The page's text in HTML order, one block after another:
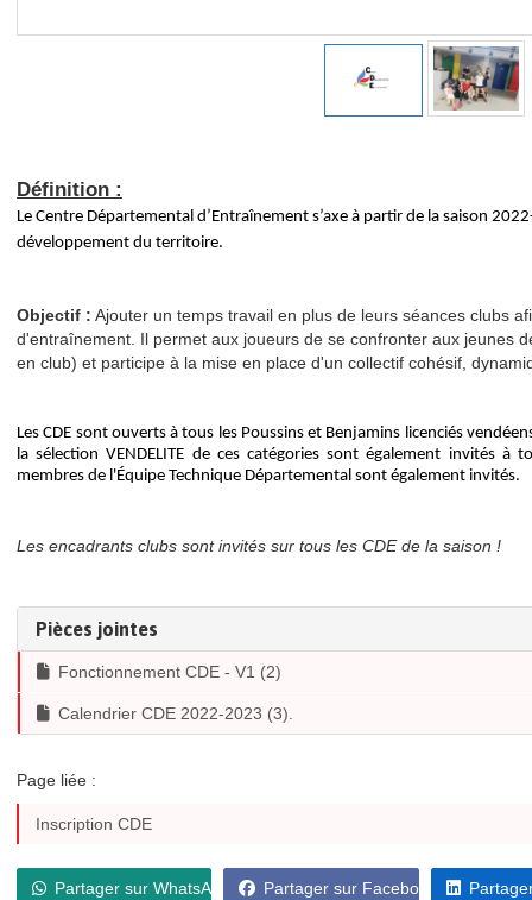
Définition :
Le Centre Départemental d’Entraînement s’axe à partir de la saison
développement du territoire.
Objectif : Ajouter un temps travail en plus de leurs séances clubs
d'entraînement. Il permet aux joueurs de se confronter aux jeunes
en club) et participe à la mise en place d'un collectif cohésif,
Les CDE sont ouverts à tous les Poussins et Benjamins licenciés
la sélection VENDELITE de ces catégories sont également invités à
membres de l'Équipe Technique Départemental sont également invités.
Les encadrants clubs sont invités sur tous les CDE de la saison !
Pièces jointes
Fonctionnement CDE - V1 (2)
Calendrier CDE 2022-2023 (3).
Page liée :
Inscription CDE
Partager sur WhatsApp Partager sur Facebook